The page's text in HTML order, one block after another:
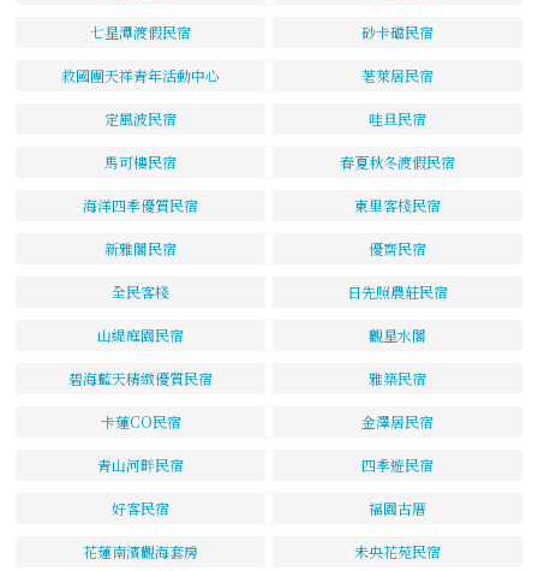
七星潭渡假民宿 砂卡礑民宿
救國團天祥青年活動中心 荖萊居民宿
定風波民宿 哇旦民宿
馬可樓民宿 春夏秋冬渡假民宿
海洋四季優質民宿 東里客棧民宿
新雅閣民宿 優齋民宿
全民客棧 日先照農莊民宿
山緹庭園民宿 觀星水閣
碧海藍天精緻優質民宿 雅築民宿
卡蓮CO民宿 金澤居民宿
青山河畔民宿 四季遊民宿
好客民宿 福園古厝
花蓮南濱觀海套房 未央花苑民宿